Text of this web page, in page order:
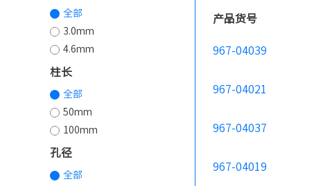
全部
3.0mm
4.6mm
柱长
全部
50mm
100mm
孔径
全部
产品货号
967-04039
967-04021
967-04037
967-04019